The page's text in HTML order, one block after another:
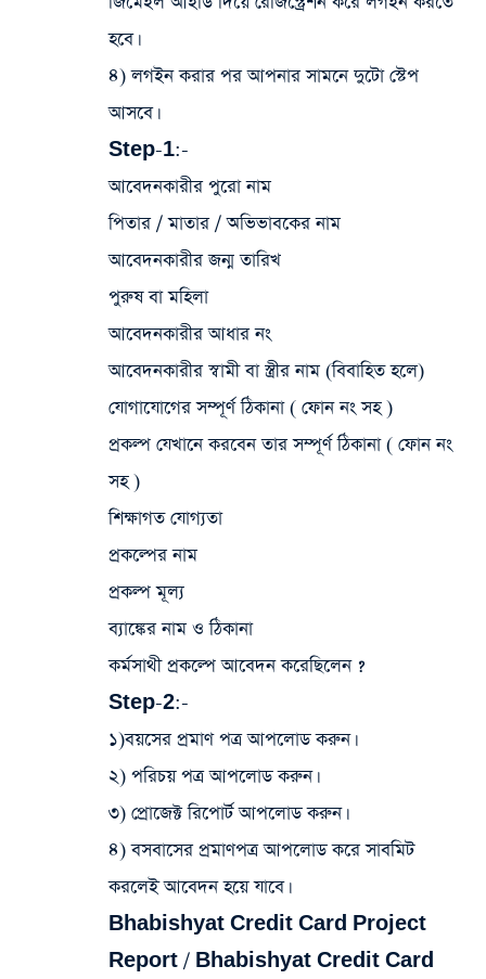
হবে।
৪) লগইন করার পর আপনার সামনে দুটো স্টেপ
আসবে।
Step-1:-
আবেদনকারীর পুরো নাম
পিতার / মাতার / অভিভাবকের নাম
আবেদনকারীর জন্ম তারিখ
পুরুষ বা মহিলা
আবেদনকারীর আধার নং
আবেদনকারীর স্বামী বা স্ত্রীর নাম (বিবাহিত হলে)
যোগাযোগের সম্পূর্ণ ঠিকানা ( ফোন নং সহ )
প্রকল্প যেখানে করবেন তার সম্পূর্ণ ঠিকানা ( ফোন নং
সহ )
শিক্ষাগত যোগ্যতা
প্রকল্পের নাম
প্রকল্প মূল্য
ব্যাঙ্কের নাম ও ঠিকানা
কর্মসাথী প্রকল্পে আবেদন করেছিলেন ?
Step-2:-
১)বয়সের প্রমাণ পত্র আপলোড করুন।
২) পরিচয় পত্র আপলোড করুন।
৩) প্রোজেক্ট রিপোর্ট আপলোড করুন।
৪) বসবাসের প্রমাণপত্র আপলোড করে সাবমিট
করলেই আবেদন হয়ে যাবে।
Bhabishyat Credit Card Project
Report / Bhabishyat Credit Card